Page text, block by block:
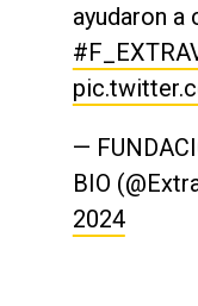
ayudaron
—
BIO
2024